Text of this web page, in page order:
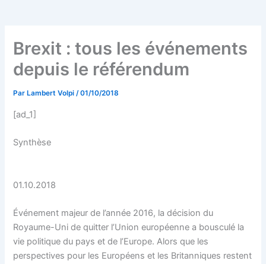
Brexit : tous les événements
depuis le référendum
Par Lambert Volpi/01/10/2018
[ad_1]
Synthèse
01.10.2018
Événement majeur de l’année 2016, la décision du
Royaume-Uni de quitter l’Union européenne a bousculé la
vie politique du pays et de l’Europe. Alors que les
perspectives pour les Européens et les Britanniques restent